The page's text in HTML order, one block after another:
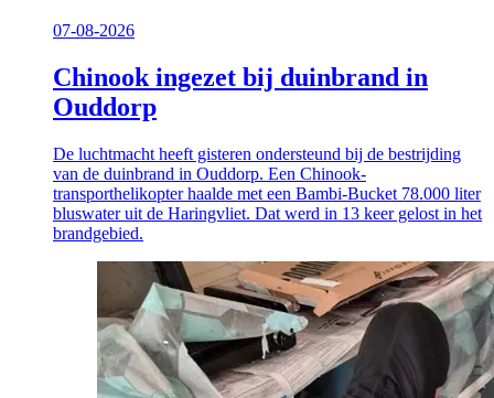
07-08-2026
Chinook ingezet bij duinbrand in
Ouddorp
De luchtmacht heeft gisteren ondersteund bij de bestrijding
van de duinbrand in Ouddorp. Een Chinook-
transporthelikopter haalde met een Bambi-Bucket 78.000 liter
bluswater uit de Haringvliet. Dat werd in 13 keer gelost in het
brandgebied.